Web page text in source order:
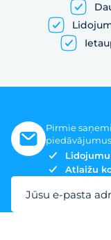
Pirmie
Atlaižu
Jūsu e-pasta